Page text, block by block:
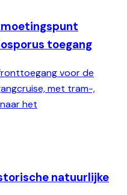
toegang
voor de
met tram-,
het
natuurlijke